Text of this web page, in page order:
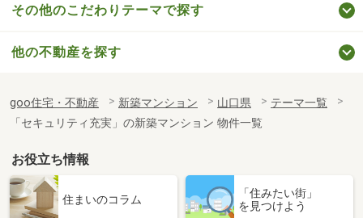
その他のこだわりテーマで探す
他の不動産を探す
goo住宅・不動産 新築マンション 山口県
テーマ一覧
「セキュリティ充実」の新築マンション 物件一覧
お役立ち情報
住まいのコラム
「住みたい街」
を見つけよう